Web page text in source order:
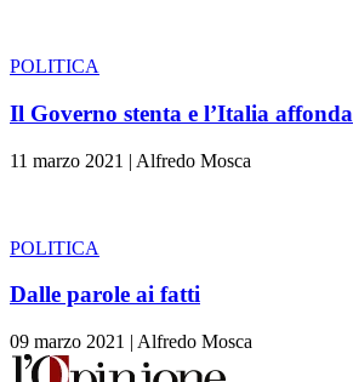
POLITICA
Il Governo stenta e l’Italia affonda
11 marzo 2021 | Alfredo Mosca
POLITICA
Dalle parole ai fatti
09 marzo 2021 | Alfredo Mosca